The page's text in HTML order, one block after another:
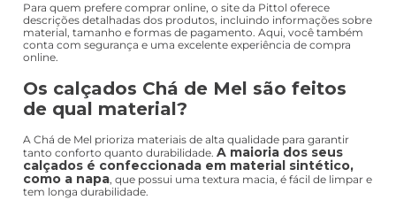
Para quem prefere comprar online, o site da Pittol oferece
descrições detalhadas dos produtos, incluindo informações sobre
material, tamanho e formas de pagamento. Aqui, você também
conta com segurança e uma excelente experiência de compra
online.
Os calçados Chá de Mel são feitos
de qual material?
A Chá de Mel prioriza materiais de alta qualidade para garantir
tanto conforto quanto durabilidade. A maioria dos seus
calçados é confeccionada em material sintético,
como a napa, que possui uma textura macia, é fácil de limpar e
tem longa durabilidade.